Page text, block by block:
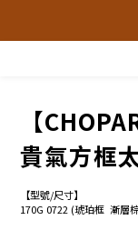
【
貴氣方框
【型號/尺寸】
170G 0722 (琥珀框  漸層